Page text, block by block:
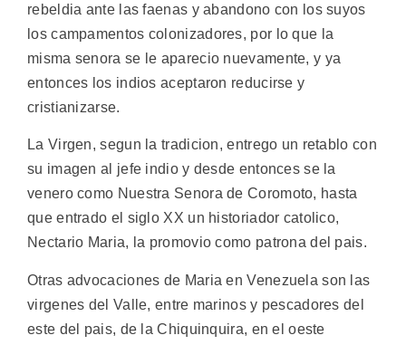
rebeldia ante las faenas y abandono con los suyos
los campamentos colonizadores, por lo que la
misma senora se le aparecio nuevamente, y ya
entonces los indios aceptaron reducirse y
cristianizarse.
La Virgen, segun la tradicion, entrego un retablo con
su imagen al jefe indio y desde entonces se la
venero como Nuestra Senora de Coromoto, hasta
que entrado el siglo XX un historiador catolico,
Nectario Maria, la promovio como patrona del pais.
Otras advocaciones de Maria en Venezuela son las
virgenes del Valle, entre marinos y pescadores del
este del pais, de la Chiquinquira, en el oeste